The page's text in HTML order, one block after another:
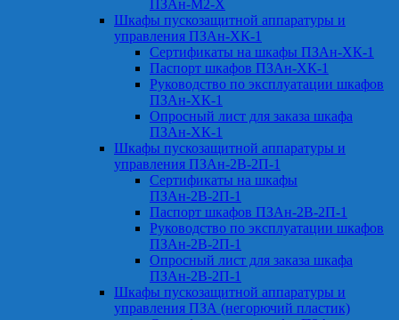
ПЗАн-М2-Х
Шкафы пускозащитной аппаратуры и
управления ПЗАн-ХК-1
Сертификаты на шкафы ПЗАн-ХК-1
Паспорт шкафов ПЗАн-ХК-1
Руководство по эксплуатации шкафов
ПЗАн-ХК-1
Опросный лист для заказа шкафа
ПЗАн-ХК-1
Шкафы пускозащитной аппаратуры и
управления ПЗАн-2В-2П-1
Сертификаты на шкафы
ПЗАн-2В-2П-1
Паспорт шкафов ПЗАн-2В-2П-1
Руководство по эксплуатации шкафов
ПЗАн-2В-2П-1
Опросный лист для заказа шкафа
ПЗАн-2В-2П-1
Шкафы пускозащитной аппаратуры и
управления ПЗА (негорючий пластик)